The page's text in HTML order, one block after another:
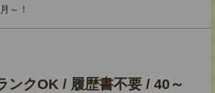
～！
ンクOK / 履歴書不要 / 40～